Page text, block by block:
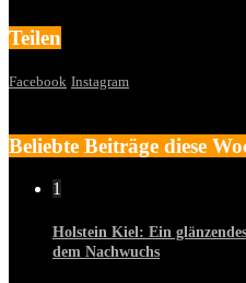
Teilen
Facebook Instagram
Beliebte Beiträge diese
1
Holstein Kiel: Ein
dem Nachwuchs